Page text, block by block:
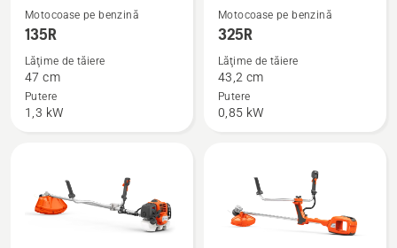
Vezi
mai
multe
detalii
despre
135R
Motocoase pe benzină
135R
Lăţime de tăiere
47 cm
Putere
1,3 kW
Vezi
mai
multe
detalii
despre
325R
Motocoase pe benzină
325R
Lăţime de tăiere
43,2 cm
Putere
0,85 kW